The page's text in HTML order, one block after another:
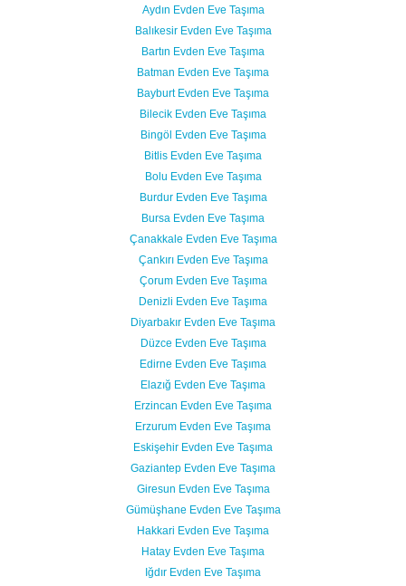
Aydın Evden Eve Taşıma
Balıkesir Evden Eve Taşıma
Bartın Evden Eve Taşıma
Batman Evden Eve Taşıma
Bayburt Evden Eve Taşıma
Bilecik Evden Eve Taşıma
Bingöl Evden Eve Taşıma
Bitlis Evden Eve Taşıma
Bolu Evden Eve Taşıma
Burdur Evden Eve Taşıma
Bursa Evden Eve Taşıma
Çanakkale Evden Eve Taşıma
Çankırı Evden Eve Taşıma
Çorum Evden Eve Taşıma
Denizli Evden Eve Taşıma
Diyarbakır Evden Eve Taşıma
Düzce Evden Eve Taşıma
Edirne Evden Eve Taşıma
Elazığ Evden Eve Taşıma
Erzincan Evden Eve Taşıma
Erzurum Evden Eve Taşıma
Eskişehir Evden Eve Taşıma
Gaziantep Evden Eve Taşıma
Giresun Evden Eve Taşıma
Gümüşhane Evden Eve Taşıma
Hakkari Evden Eve Taşıma
Hatay Evden Eve Taşıma
Iğdır Evden Eve Taşıma